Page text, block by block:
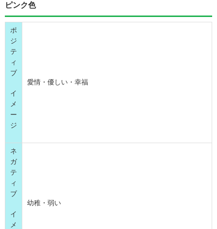
ピンク色
ポ
ジ
テ
ィ
ブ
イ
メ
ー
ジ
愛情・優しい・幸福
ネ
ガ
テ
ィ
ブ
イ
メ
幼稚・弱い